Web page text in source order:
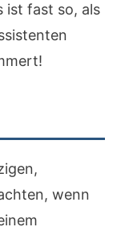
ist fast so, als
wenn